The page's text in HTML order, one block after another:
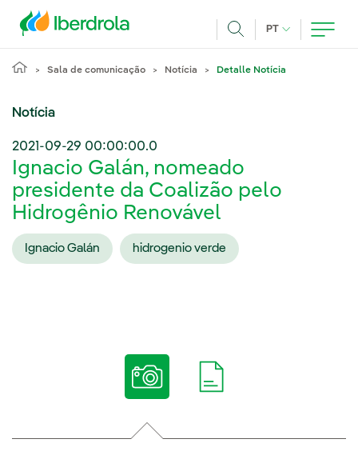
PT IDIOMA ATUAL,
Sala de comunicação Notícia Detalle Notícia
Notícia
2021-09-29 00:00:00.0
Ignacio Galán, nomeado
presidente da Coalizão pelo
Hidrogênio Renovável
Ignacio Galán hidrogenio verde